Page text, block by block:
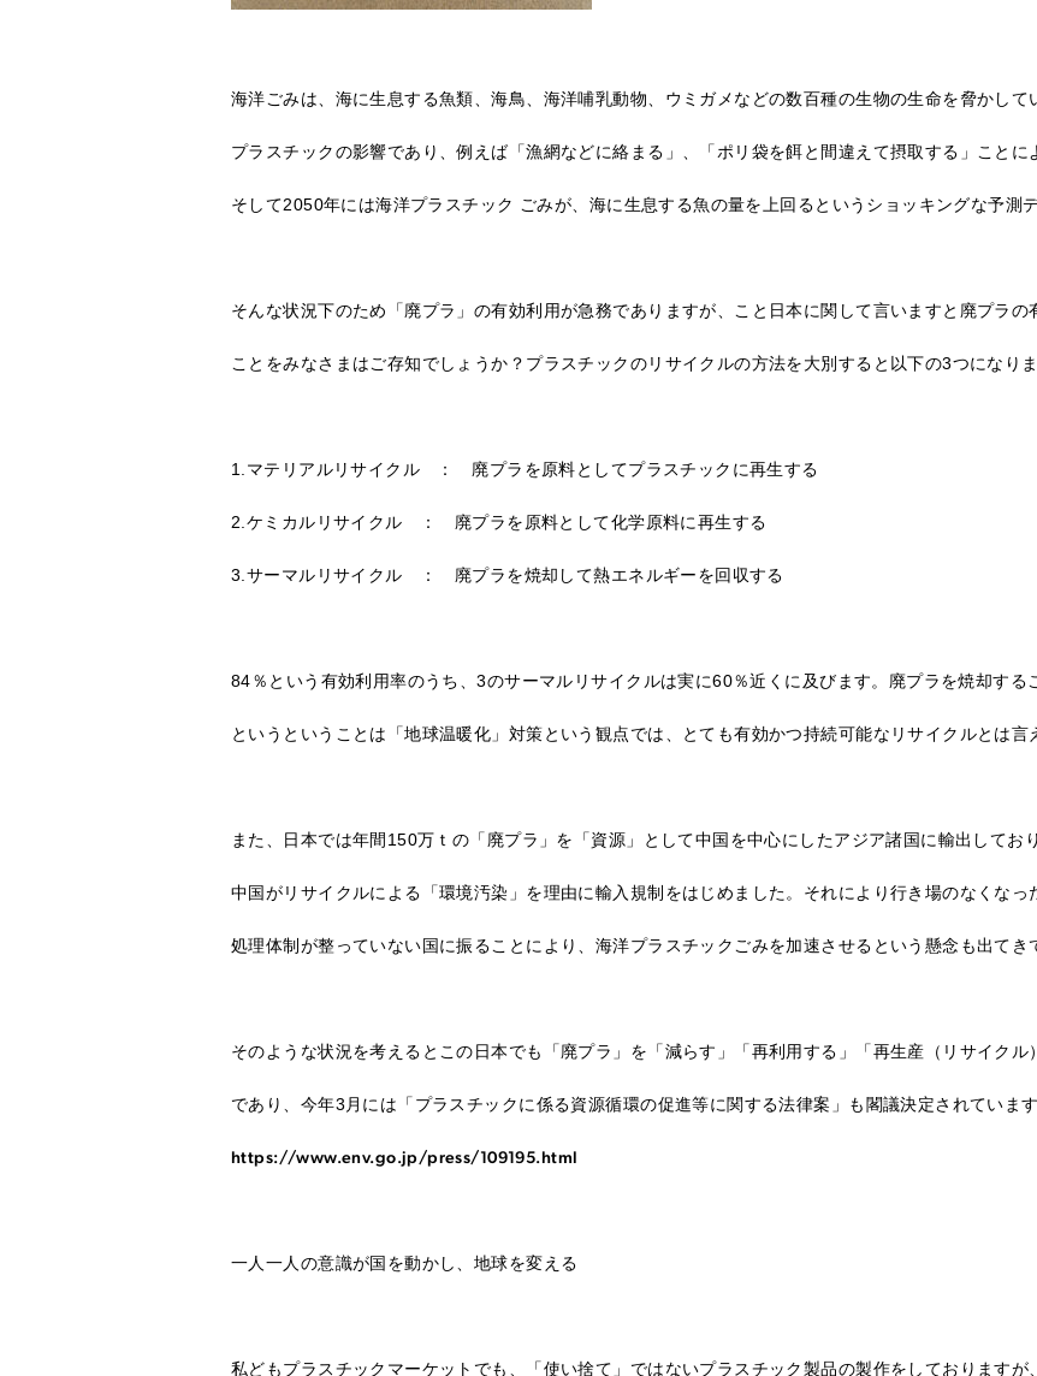
海洋ごみは、海に生息する魚類、海鳥、海洋哺乳動物、ウミガメなどの数百種の生物の生命を脅かして
プラスチックの影響であり、例えば「漁網などに絡まる」、「ポリ袋を餌と間違えて摂取する」ことに
そして2050年には海洋プラスチック ごみが、海に生息する魚の量を上回るというショッキングな予測
そんな状況下のため「廃プラ」の有効利用が急務でありますが、こと日本に関して言いますと廃プラの
ことをみなさまはご存知でしょうか？プラスチックのリサイクルの方法を大別すると以下の3つになりま
1.マテリアルリサイクル ： 廃プラを原料としてプラスチックに再生する
2.ケミカルリサイクル ： 廃プラを原料として化学原料に再生する
3.サーマルリサイクル ： 廃プラを焼却して熱エネルギーを回収する
84％という有効利用率のうち、3のサーマルリサイクルは実に60％近くに及びます。廃プラを焼却する
というということは「地球温暖化」対策という観点では、とても有効かつ持続可能なリサイクルとは言
また、日本では年間150万ｔの「廃プラ」を「資源」として中国を中心にしたアジア諸国に輸出してお
中国がリサイクルによる「環境汚染」を理由に輸入規制をはじめました。それにより行き場のなくなっ
処理体制が整っていない国に振ることにより、海洋プラスチックごみを加速させるという懸念も出てき
そのような状況を考えるとこの日本でも「廃プラ」を「減らす」「再利用する」「再生産（リサイクル
であり、今年3月には「プラスチックに係る資源循環の促進等に関する法律案」も閣議決定されています
https://www.env.go.jp/press/109195.html
一人一人の意識が国を動かし、地球を変える
私どもプラスチックマーケットでも、「使い捨て」ではないプラスチック製品の製作をしておりますが